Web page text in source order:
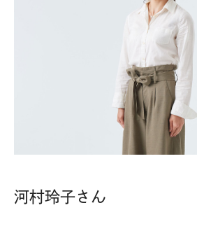
河村玲子さん